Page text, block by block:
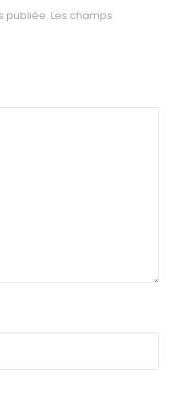
publiée. Les champs